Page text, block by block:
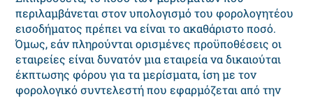
περιλαμβάνεται στον υπολογισμό του φορολογητέου
εισοδήματος πρέπει να είναι το ακαθάριστο ποσό.
Όμως, εάν πληρούνται ορισμένες προϋποθέσεις οι
εταιρείες είναι δυνατόν μια εταιρεία να δικαιούται
έκπτωσης φόρου για τα μερίσματα, ίση με τον
φορολογικό συντελεστή που εφαρμόζεται από την